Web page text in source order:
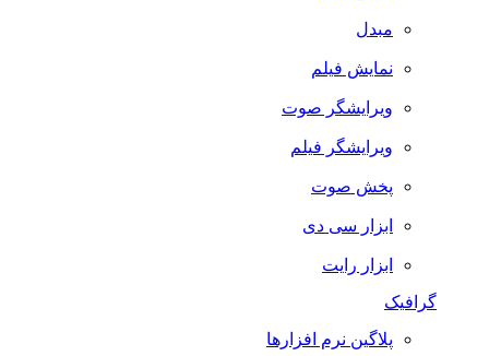
مبدل
نمایش فیلم
ویرایشگر صوت
ویرایشگر فیلم
پخش صوت
ابزار سی دی
ابزار رایت
گرافیک
پلاگین نرم افزارها